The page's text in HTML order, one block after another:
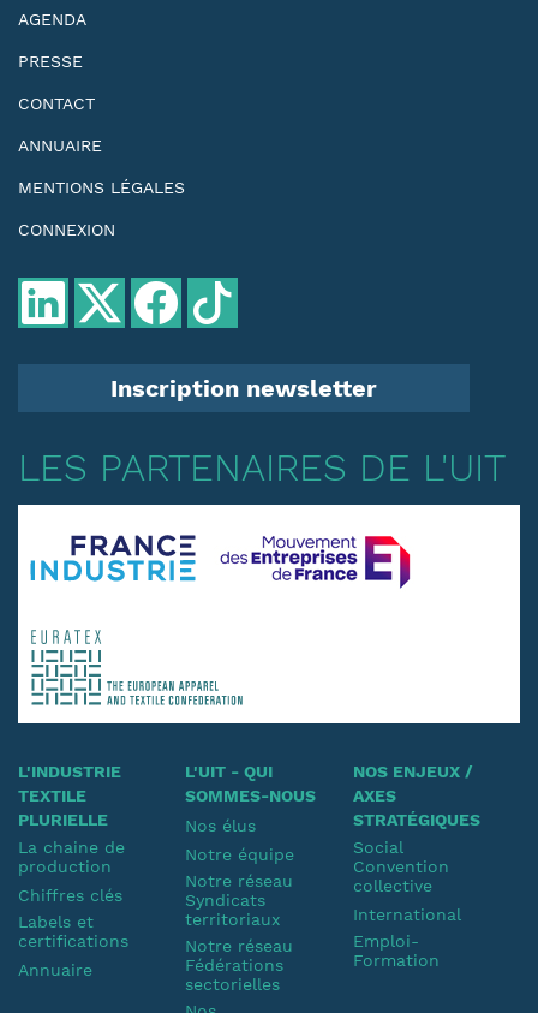
AGENDA
PRESSE
CONTACT
ANNUAIRE
MENTIONS LÉGALES
CONNEXION
Inscription newsletter
LES PARTENAIRES DE L'UIT
L'INDUSTRIE
TEXTILE
PLURIELLE
La chaine de
production
Chiffres clés
Labels et
certifications
Annuaire
L'UIT - QUI
SOMMES-NOUS
Nos élus
Notre équipe
Notre réseau
Syndicats
territoriaux
Notre réseau
Fédérations
sectorielles
NOS ENJEUX /
AXES
STRATÉGIQUES
Social
Convention
collective
International
Emploi-
Formation